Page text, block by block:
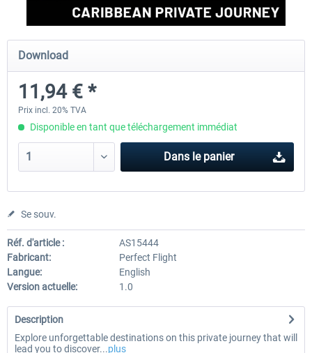
Perfect Flight - Flying Germany MSFS
Perfect Flight - FS Explorer -
Italy MSFS
Download
11,94 € *
Prix incl. 20% TVA
Disponible en tant que téléchargement immédiat
Dans le panier
Se souv.
Réf. d'article :
AS15444
Fabricant:
Perfect Flight
Langue:
English
Version actuelle:
1.0
Description
Explore unforgettable destinations on this private journey that will
lead you to discover...plus